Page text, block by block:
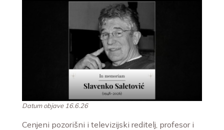
Datum objave 16.6.26
Cenjeni pozorišni i televizijski reditelj, profesor i